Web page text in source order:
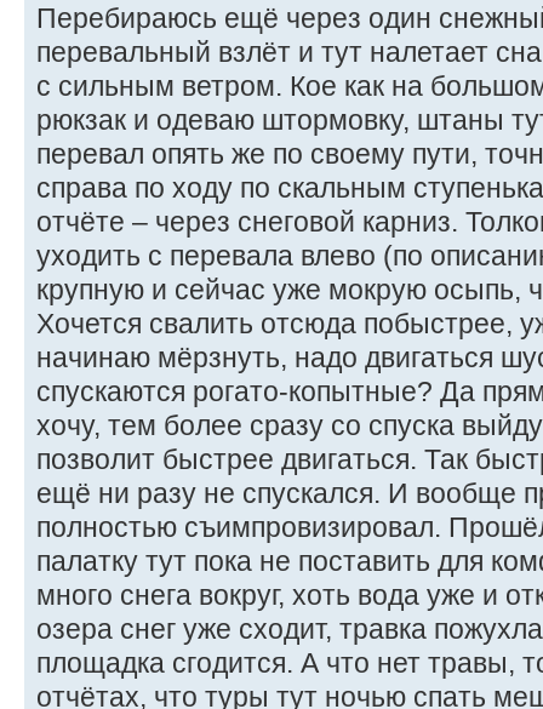
Перебираюсь ещё через один
перевальный взлёт и тут налетает
с сильным ветром. Кое как на
рюкзак и одеваю штормовку, штаны
перевал опять же по своему пути,
справа по ходу по скальным
отчёте – через снеговой карниз.
уходить с перевала влево (по
крупную и сейчас уже мокрую осыпь,
Хочется свалить отсюда побыстрее,
начинаю мёрзнуть, надо двигаться
спускаются рогато-копытные? Да
хочу, тем более сразу со спуска
позволит быстрее двигаться. Так
ещё ни разу не спускался. И вообще
полностью съимпровизировал.
палатку тут пока не поставить для
много снега вокруг, хоть вода уже и
озера снег уже сходит, травка
площадка сгодится. А что нет травы,
отчётах, что туры тут ночью спать